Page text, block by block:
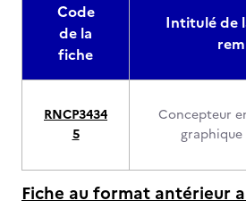
Code
de la
fiche
Intitulé de
RNCP3434
5
Concepteur
Fiche au format antérieur